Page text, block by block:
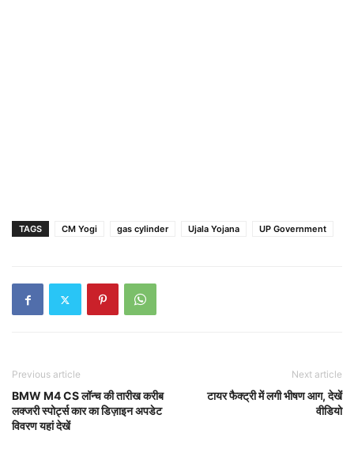
TAGS CM Yogi gas cylinder Ujala Yojana UP Government
Previous article
BMW M4 CS लॉन्च की तारीख करीब
लक्जरी स्पोर्ट्स कार का डिज़ाइन अपडेट
विवरण यहां देखें
Next article
टायर फैक्ट्री में लगी भीषण आग, देखें
वीडियो